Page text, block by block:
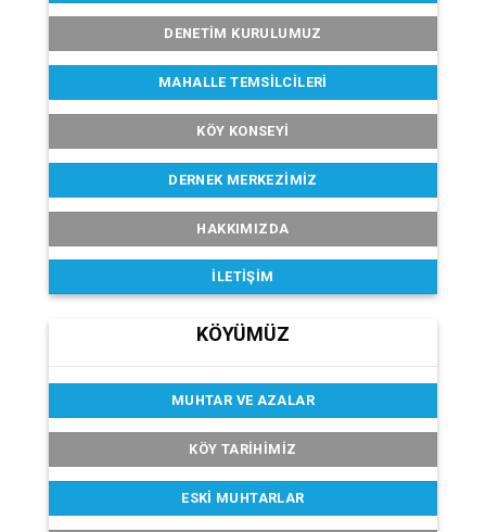
DENETIM KURULUMUZ
MAHALLE TEMSILCILERI
KÖY KONSEYI
DERNEK MERKEZIMIZ
HAKKIMIZDA
İLETIŞIM
KÖYÜMÜZ
MUHTAR VE AZALAR
KÖY TARIHIMIZ
ESKI MUHTARLAR